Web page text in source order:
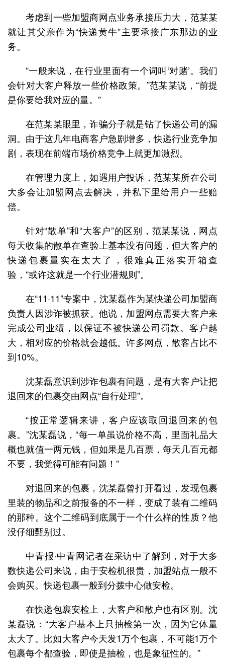
考虑到一些加盟商网点业务承接压力大，范某某
就让其父亲作为“快递黄牛”主要承接广东那边的业
务。
“一般来说，在行业里面有一个词叫‘对赌’。我们
会针对大客户释放一些价格政策。”范某某说，“前提
是你要给我对应的量。”
在范某某眼里，诈骗分子就是钻了快递公司的漏
洞。由于这几年电商客户急剧增多，快递行业竞争加
剧，表现在前端市场价格竞争上就更加激烈。
在管理力度上，如遇用户投诉，范某某所在公司
大多会让加盟网点去解决，并私下里给用户一些赔
偿。
针对“散单”和“大客户”的区别，范某某说，网点
每天收集的散单在查验上基本没有问题，但大客户的
快递包裹量实在太大了，很难真正落实开箱查
验，“或许这就是一个行业潜规则”。
在“11·11”专案中，沈某磊作为某快递公司加盟商
负责人因涉诈被抓获。他说，加盟网点需要大客户来
完成公司业绩，以保证不被快递公司罚款。客户越
大，相对应的价格就会越低。许多网点，散客占比不
到10%。
沈某磊意识到涉诈包裹有问题，是有大客户让把
退回来的包裹交由网点“自行处理”。
“按正常逻辑来讲，客户应该取回退回来的包
裹。”沈某磊说，“每一单虽说价格不高，里面礼品大
概也就值一两元钱，但如果是几百票，每天几百元都
不要，我觉得可能有问题！”
对退回来的包裹，沈某磊曾打开看过，发现包裹
里装的物品和之前报备的不一样，变成了装有二维码
的那种。这个二维码到底属于一个什么样的性质？他
没仔细甄别过。
中青报·中青网记者在采访中了解到，对于大多
数快递公司来说，由于安检机很贵，加盟站点一般不
会购买。快递包裹一般到分拨中心做安检。
在快递包裹安检上，大客户和散户也有区别。沈
某磊说：“大客户基本上只抽检第一次，因为它体量
太大了。比如大客户今天发1万个包裹，不可能1万个
包裹每个都查验，即使是抽检，也是象征性的。”